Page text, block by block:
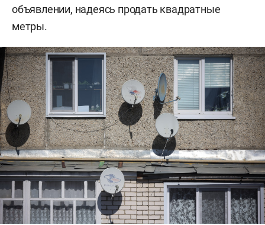
объявлении, надеясь продать квадратные
метры.